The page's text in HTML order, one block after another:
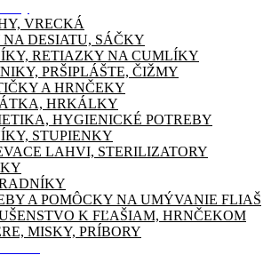
VRECKÁ
DESIATU, SÁČKY
RETIAZKY NA CUMLÍKY
PRŠIPLÁŠTE, ČIŽMY
A HRNČEKY
HRKÁLKY
HYGIENICKÉ POTREBY
STUPIENKY
LAHVI, STERILIZATORY
A POMÔCKY NA UMÝVANIE FLIAŠ
K FĽAŠIAM, HRNČEKOM
MISKY, PRÍBORY